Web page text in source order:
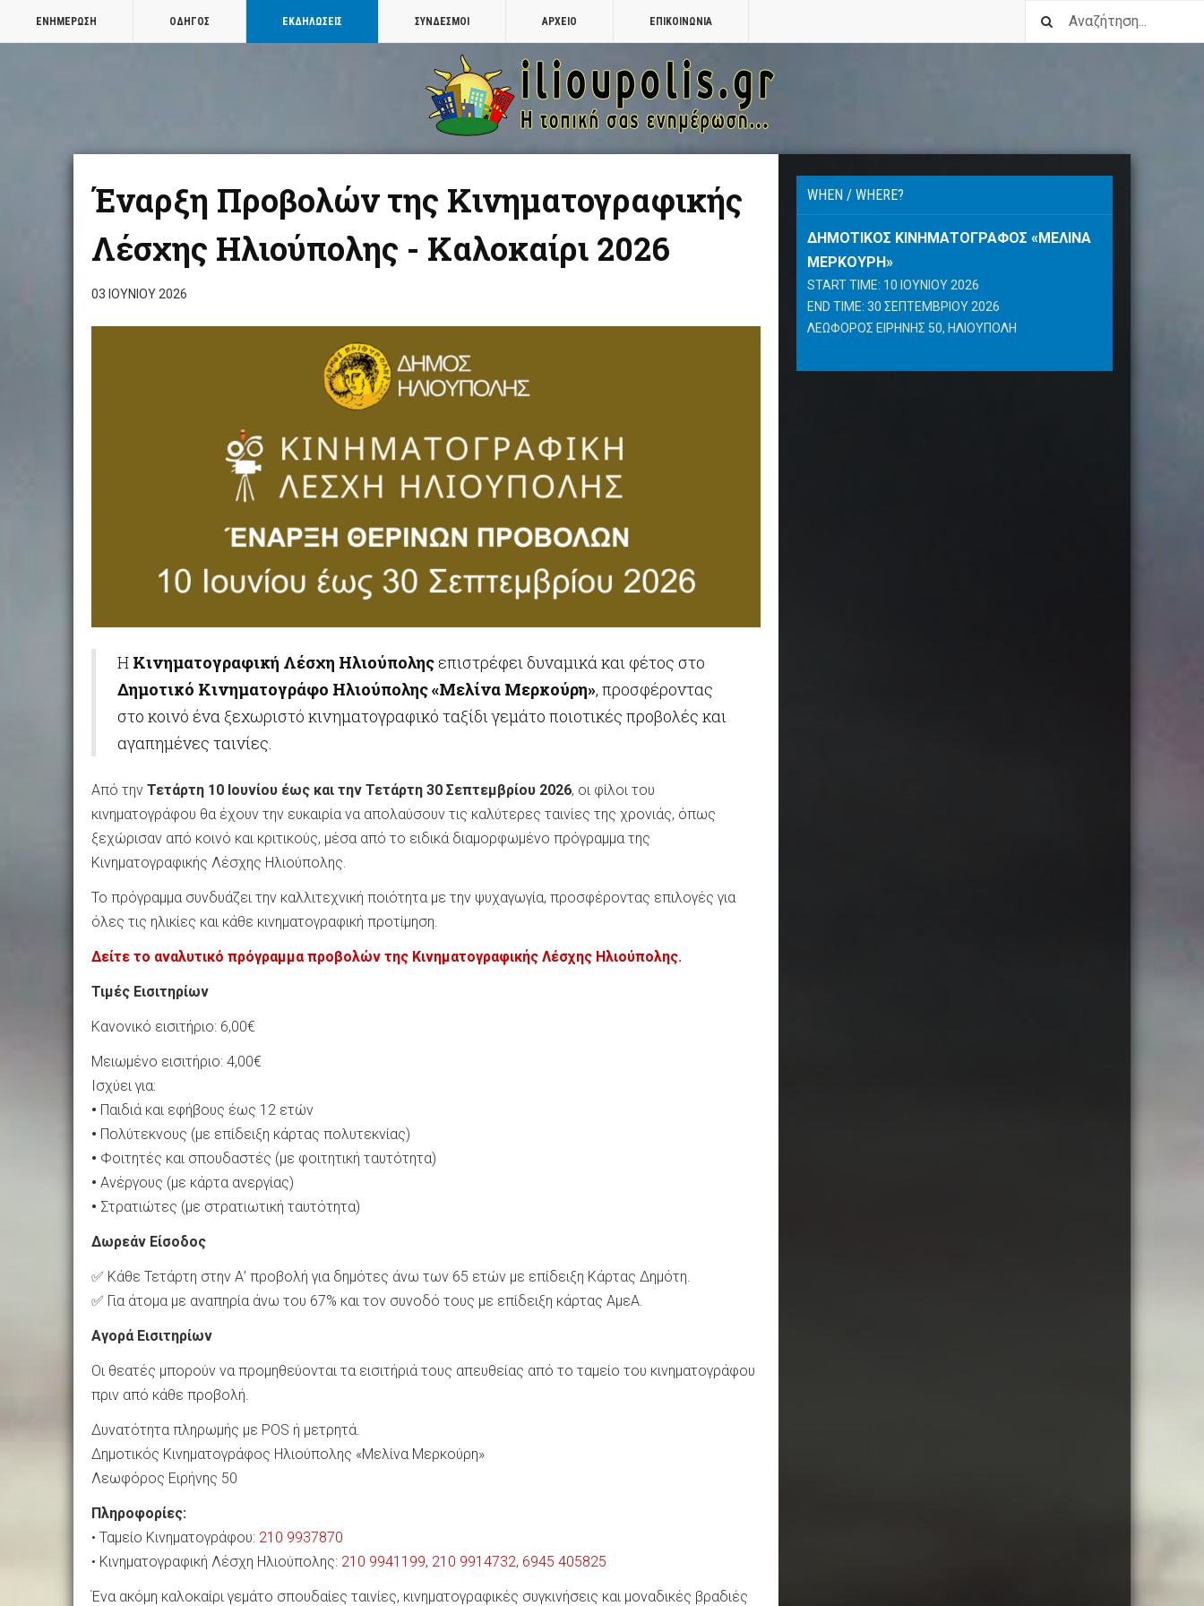
ΕΝΗΜΕΡΩΣΗ ΟΔΗΓΟΣ ΕΚΔΗΛΩΣΕΙΣ ΣΥΝΔΕΣΜΟΙ ΑΡΧΕΙΟ ΕΠΙΚΟΙΝΩΝΙΑ
Έναρξη Προβολών της Κινηματογραφικής
Λέσχης Ηλιούπολης - Καλοκαίρι 2026
03 ΙΟΥΝΊΟΥ 2026
Η Κινηματογραφική Λέσχη Ηλιούπολης επιστρέφει δυναμικά και φέτος στο
Δημοτικό Κινηματογράφο Ηλιούπολης «Μελίνα Μερκούρη», προσφέροντας
στο κοινό ένα ξεχωριστό κινηματογραφικό ταξίδι γεμάτο ποιοτικές προβολές και
αγαπημένες ταινίες.
Από την Τετάρτη 10 Ιουνίου έως και την Τετάρτη 30 Σεπτεμβρίου 2026, οι φίλοι του
κινηματογράφου θα έχουν την ευκαιρία να απολαύσουν τις καλύτερες ταινίες της χρονιάς, όπως
ξεχώρισαν από κοινό και κριτικούς, μέσα από το ειδικά διαμορφωμένο πρόγραμμα της
Κινηματογραφικής Λέσχης Ηλιούπολης.
Το πρόγραμμα συνδυάζει την καλλιτεχνική ποιότητα με την ψυχαγωγία, προσφέροντας επιλογές για
όλες τις ηλικίες και κάθε κινηματογραφική προτίμηση.
Δείτε το αναλυτικό πρόγραμμα προβολών της Κινηματογραφικής Λέσχης Ηλιούπολης.
Τιμές Εισιτηρίων
Κανονικό εισιτήριο: 6,00€
Μειωμένο εισιτήριο: 4,00€
Ισχύει για:
• Παιδιά και εφήβους έως 12 ετών
• Πολύτεκνους (με επίδειξη κάρτας πολυτεκνίας)
• Φοιτητές και σπουδαστές (με φοιτητική ταυτότητα)
• Ανέργους (με κάρτα ανεργίας)
• Στρατιώτες (με στρατιωτική ταυτότητα)
Δωρεάν Είσοδος
✅ Κάθε Τετάρτη στην Α’ προβολή για δημότες άνω των 65 ετών με επίδειξη Κάρτας Δημότη.
✅ Για άτομα με αναπηρία άνω του 67% και τον συνοδό τους με επίδειξη κάρτας ΑμεΑ.
Αγορά Εισιτηρίων
Οι θεατές μπορούν να προμηθεύονται τα εισιτήριά τους απευθείας από το ταμείο του κινηματογράφου
πριν από κάθε προβολή.
Δυνατότητα πληρωμής με POS ή μετρητά.
Δημοτικός Κινηματογράφος Ηλιούπολης «Μελίνα Μερκούρη»
Λεωφόρος Ειρήνης 50
Πληροφορίες:
• Ταμείο Κινηματογράφου: 210 9937870
• Κινηματογραφική Λέσχη Ηλιούπολης: 210 9941199, 210 9914732, 6945 405825
Ένα ακόμη καλοκαίρι γεμάτο σπουδαίες ταινίες, κινηματογραφικές συγκινήσεις και μοναδικές βραδιές
WHEN / WHERE?
ΔΗΜΟΤΙΚΌΣ ΚΙΝΗΜΑΤΟΓΡΆΦΟΣ «ΜΕΛΊΝΑ
ΜΕΡΚΟΎΡΗ»
START TIME: 10 ΙΟΥΝΊΟΥ 2026
END TIME: 30 ΣΕΠΤΕΜΒΡΊΟΥ 2026
ΛΕΩΦΌΡΟΣ ΕΙΡΉΝΗΣ 50, ΗΛΙΟΎΠΟΛΗ